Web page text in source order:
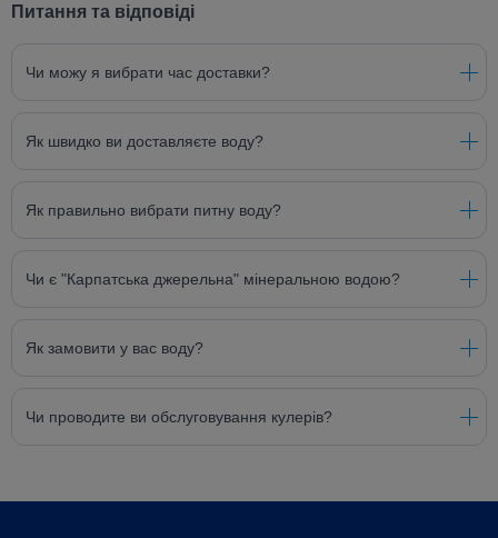
Питання та відповіді
Чи можу я вибрати час доставки?
Як швидко ви доставляєте воду?
Як правильно вибрати питну воду?
Чи є "Карпатська джерельна" мінеральною водою?
Як замовити у вас воду?
Чи проводите ви обслуговування кулерів?